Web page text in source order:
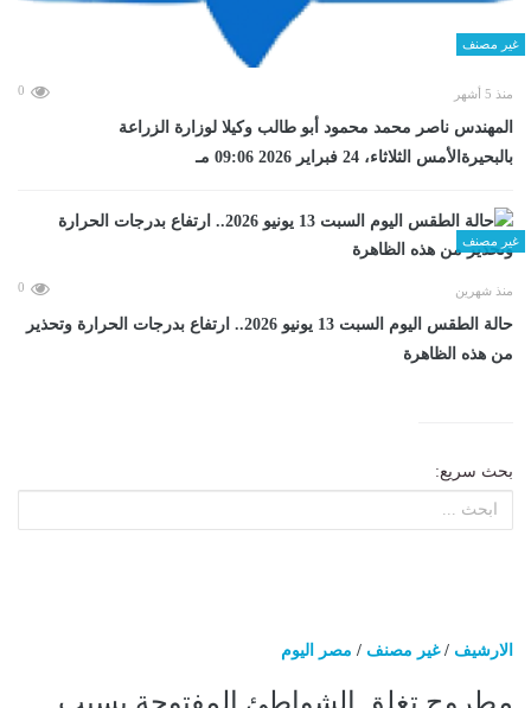
غير مصنف
منذ 5 أشهر 0
المهندس ناصر محمد محمود أبو طالب وكيلا لوزارة الزراعة
بالبحيرةالأمس الثلاثاء، 24 فبراير 2026 09:06 مـ
غير مصنف
منذ شهرين 0
حالة الطقس اليوم السبت 13 يونيو 2026.. ارتفاع بدرجات الحرارة وتحذير
من هذه الظاهرة
بحث سريع:
الارشيف /غير مصنف / مصر اليوم